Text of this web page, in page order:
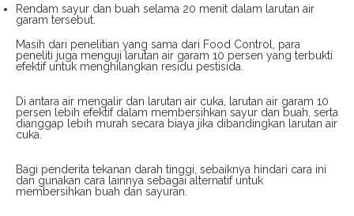
Rendam sayur dan buah selama 20 menit dalam larutan air
garam tersebut.
Masih dari penelitian yang sama dari Food Control, para
peneliti juga menguji larutan air garam 10 persen yang terbukti
efektif untuk menghilangkan residu pestisida.
Di antara air mengalir dan larutan air cuka, larutan air garam 10
persen lebih efektif dalam membersihkan sayur dan buah, serta
dianggap lebih murah secara biaya jika dibandingkan larutan air
cuka.
Bagi penderita tekanan darah tinggi, sebaiknya hindari cara ini
dan gunakan cara lainnya sebagai alternatif untuk
membersihkan buah dan sayuran.